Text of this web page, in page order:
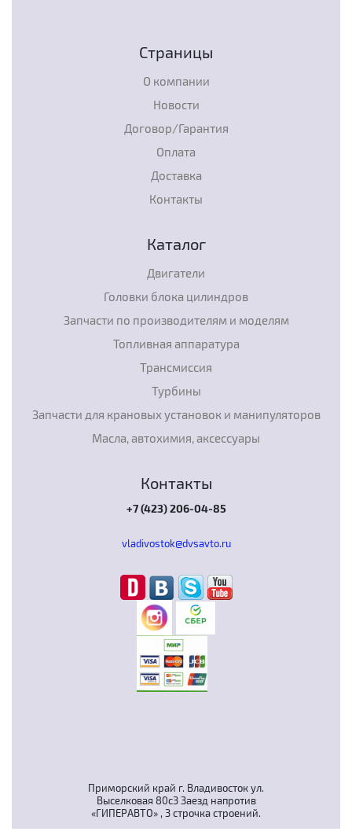
Приморский край г. Владивосток ул.
Выселковая 80с3 Заезд напротив
«ГИПЕРАВТО» , 3 строчка строений.
Страницы
О компании
Новости
Договор/Гарантия
Оплата
Доставка
Контакты
Каталог
Двигатели
Головки блока цилиндров
Запчасти по производителям и моделям
Топливная аппаратура
Трансмиссия
Турбины
Запчасти для крановых установок и манипуляторов
Масла, автохимия, аксессуары
Контакты
+7 (423) 206-04-85
vladivostok@dvsavto.ru